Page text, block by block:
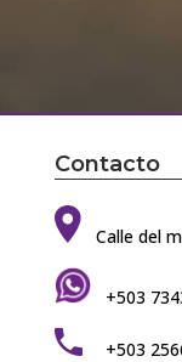
Contacto
Calle del
+503
+503